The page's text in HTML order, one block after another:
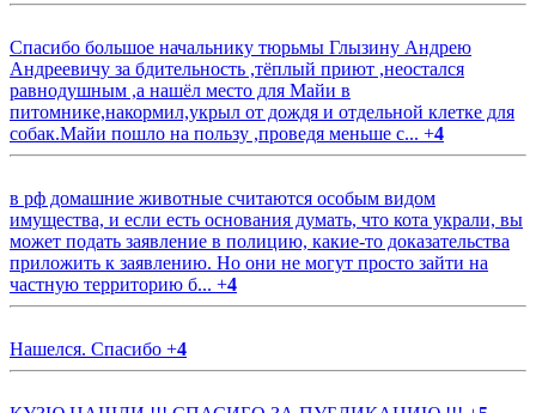
Спасибо большое начальнику тюрьмы Глызину Андрею
Андреевичу за бдительность ,тёплый приют ,неостался
равнодушным ,а нашёл место для Майи в
питомнике,накормил,укрыл от дождя и отдельной клетке для
собак.Майи пошло на пользу ,проведя меньше с... +4
в рф домашние животные считаются особым видом
имущества, и если есть основания думать, что кота украли, вы
может подать заявление в полицию, какие-то доказательства
приложить к заявлению. Но они не могут просто зайти на
частную территорию б... +4
Нашелся. Спасибо +4